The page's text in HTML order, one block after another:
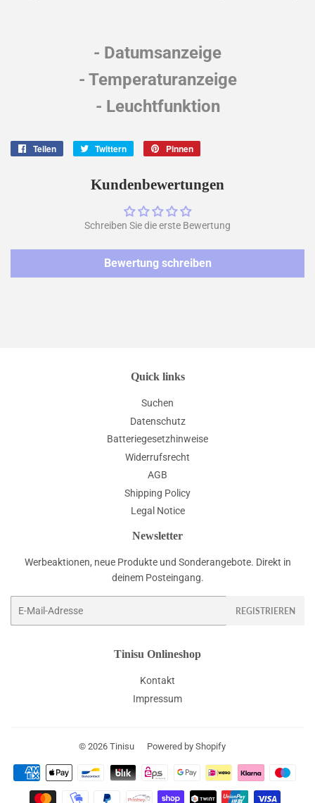
- Datumsanzeige
- Temperaturanzeige
- Leuchtfunktion
Teilen Twittern
twittern
Pinnen
pinnen
Kundenbewertungen
Schreiben Sie die erste Bewertung
Bewertung schreiben
Quick links
Suchen
Datenschutz
Batteriegesetzhinweise
Widerrufsrecht
AGB
Shipping Policy
Legal Notice
Newsletter
Werbeaktionen, neue Produkte und Sonderangebote. Direkt in
deinem Posteingang.
REGISTRIEREN
Tinisu Onlineshop
Kontakt
Impressum
© 2026 Tinisu Powered by Shopify
Zahlungsarten